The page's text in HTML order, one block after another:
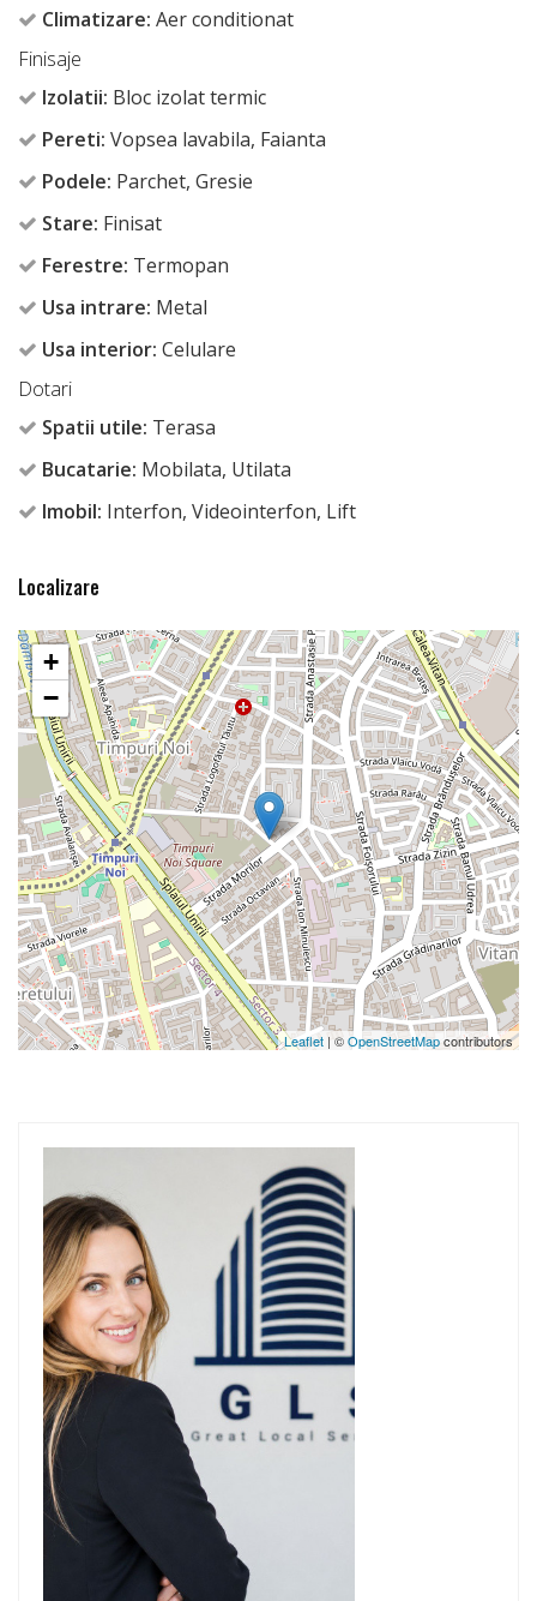
Climatizare: Aer conditionat
Finisaje
Izolatii: Bloc izolat termic
Pereti: Vopsea lavabila, Faianta
Podele: Parchet, Gresie
Stare: Finisat
Ferestre: Termopan
Usa intrare: Metal
Usa interior: Celulare
Dotari
Spatii utile: Terasa
Bucatarie: Mobilata, Utilata
Imobil: Interfon, Videointerfon, Lift
Localizare
+
−
Leaflet | ©OpenStreetMapcontributors